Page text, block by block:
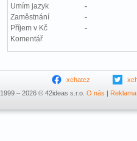
Umím jazyk
-
Zaměstnání
-
Příjem v Kč
-
Komentář
xchatcz
1999 – 2026 © 42ideas s.r.o. O nás | Reklama